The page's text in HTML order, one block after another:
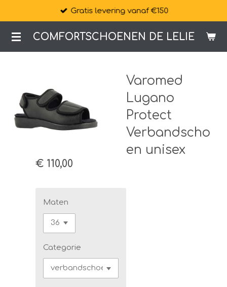
naar
de
COMFORTSCHOENEN DE LELIE
Gratis levering vanaf €150
Varomed
Lugano
Protect
Verbandscho
en unisex
€ 110,00
Maten
Categorie